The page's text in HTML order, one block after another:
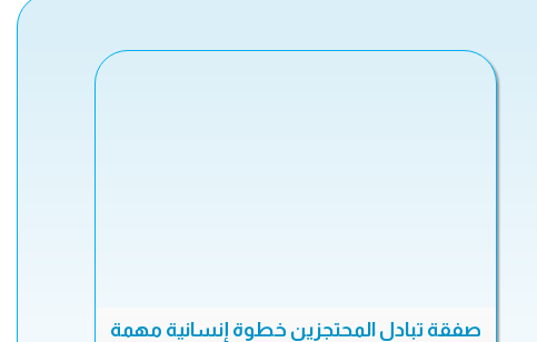
صفقة تبادل المحتجزين خطوة إنسانية مهمة